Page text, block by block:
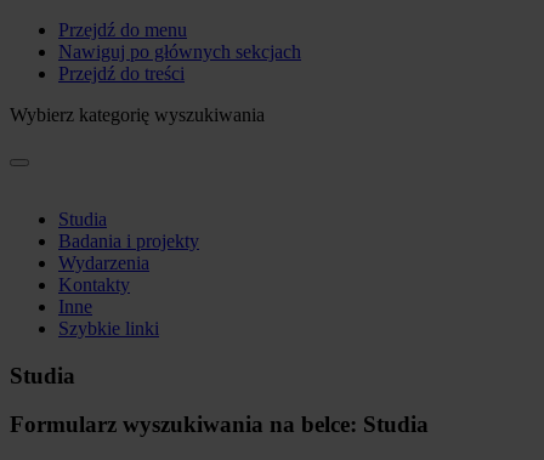
Przejdź do menu
Nawiguj po głównych sekcjach
Przejdź do treści
Wybierz kategorię wyszukiwania
Studia
Badania i projekty
Wydarzenia
Kontakty
Inne
Szybkie linki
Studia
Formularz wyszukiwania na belce: Studia